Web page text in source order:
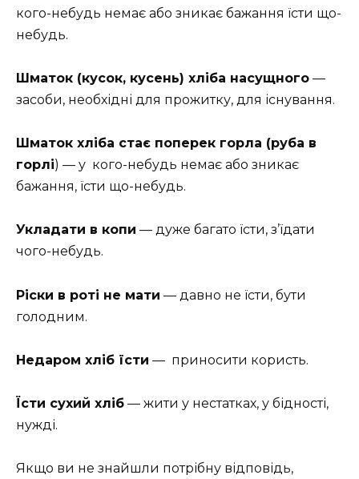
кого-небудь немає або зникає бажання їсти що-
небудь.
Шматок (кусок, кусень) хліба насущного —
засоби, необхідні для прожитку, для існування.
Шматок хліба стає поперек горла (руба в
горлі) — у кого-небудь немає або зникає
бажання, їсти що-небудь.
Укладати в копи — дуже багато їсти, з’їдати
чого-небудь.
Ріски в роті не мати — давно не їсти, бути
голодним.
Недаром хліб їсти — приносити користь.
Їсти сухий хліб — жити у нестатках, у бідності,
нужді.
Якщо ви не знайшли потрібну відповідь,